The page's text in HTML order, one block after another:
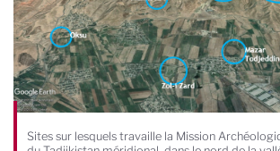
Sites sur lesquels travaille la Mission